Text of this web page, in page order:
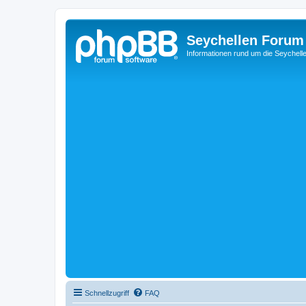
Seychellen Forum
Informationen rund um die
Schnellzugriff FAQ